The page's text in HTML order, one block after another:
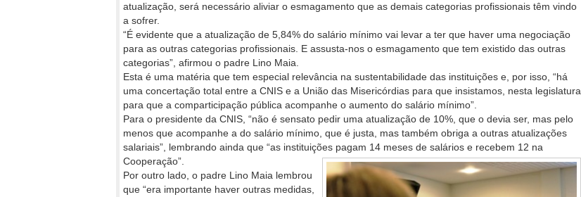
atualização, será necessário aliviar o esmagamento que as demais categorias profissionais têm vindo
a sofrer.
“É evidente que a atualização de 5,84% do salário mínimo vai levar a ter que haver uma negociação
para as outras categorias profissionais. E assusta-nos o esmagamento que tem existido das outras
categorias”, afirmou o padre Lino Maia.
Esta é uma matéria que tem especial relevância na sustentabilidade das instituições e, por isso, “há
uma concertação total entre a CNIS e a União das Misericórdias para que insistamos, nesta legislatura,
para que a comparticipação pública acompanhe o aumento do salário mínimo”.
Para o presidente da CNIS, “não é sensato pedir uma atualização de 10%, que o devia ser, mas pelo
menos que acompanhe a do salário mínimo, que é justa, mas também obriga a outras atualizações
salariais”, lembrando ainda que “as instituições pagam 14 meses de salários e recebem 12 na
Cooperação”.
Por outro lado, o padre Lino Maia lembrou
que “era importante haver outras medidas,